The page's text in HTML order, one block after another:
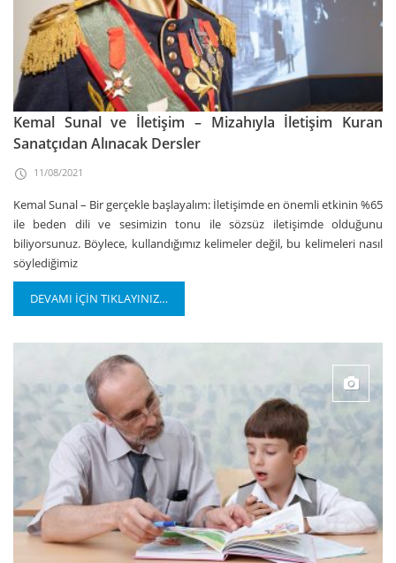
Kemal Sunal ve İletişim – Mizahıyla İletişim Kuran
Sanatçıdan Alınacak Dersler
11/08/2021
Kemal Sunal – Bir gerçekle başlayalım: İletişimde en önemli etkinin %65
ile beden dili ve sesimizin tonu ile sözsüz iletişimde olduğunu
biliyorsunuz. Böylece, kullandığımız kelimeler değil, bu kelimeleri nasıl
söylediğimiz
DEVAMI İÇİN TIKLAYINIZ…